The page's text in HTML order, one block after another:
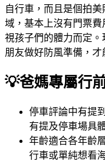
自行車，而且是個拍
域，基本上沒有門票費
視孩子們的體力而定
朋友做好防風準備，才
💡爸媽專屬行
停車評論中有提
有提及停車場具
年齡適合各年齡
行車或單純想看